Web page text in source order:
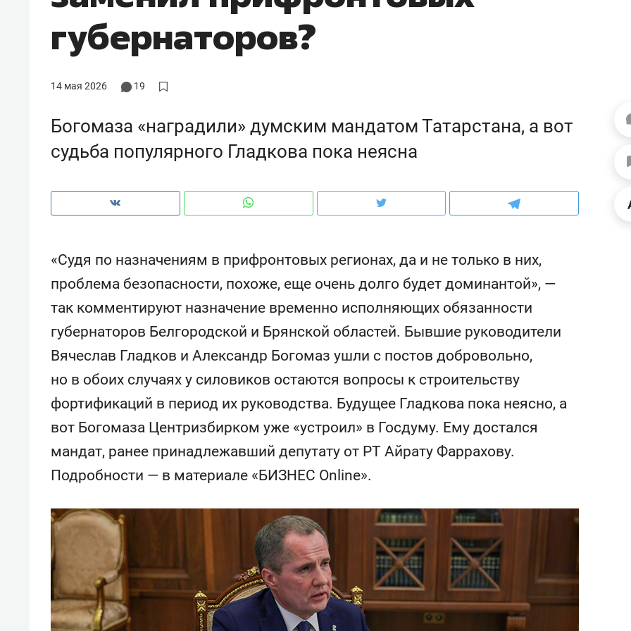
губернаторов?
14 мая 2026 19
Богомаза «наградили» думским мандатом Татарстана, а вот
судьба популярного Гладкова пока неясна
«Судя по назначениям в прифронтовых регионах, да и не только в них,
проблема безопасности, похоже, еще очень долго будет доминантой», —
так комментируют назначение временно исполняющих обязанности
губернаторов Белгородской и Брянской областей. Бывшие руководители
Вячеслав Гладков и Александр Богомаз ушли с постов добровольно,
но в обоих случаях у силовиков остаются вопросы к строительству
фортификаций в период их руководства. Будущее Гладкова пока неясно, а
вот Богомаза Центризбирком уже «устроил» в Госдуму. Ему достался
мандат, ранее принадлежавший депутату от РТ Айрату Фаррахову.
Подробности — в материале «БИЗНЕС Online».
рынки, почему надо знать аксакалов и
Рекомендуем
Мексика, рок-концерт
и вагон с чак-чаком: как
в Менделеевске прошла
«Гонка Героев»
Рекомендуем
«Прорывы случались каждые
30 метров»: как «Водоканал»
лечит подземные артерии
Рекомендуем
Не только про еду: как
гастрокомплекс «Кайт»
задает новый ритм